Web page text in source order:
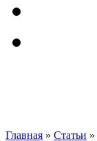
Главная » Статьи »